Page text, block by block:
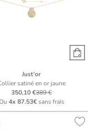
Just'or
satiné en or jaune
350,10 €389 €
4x 87.53€sans frais